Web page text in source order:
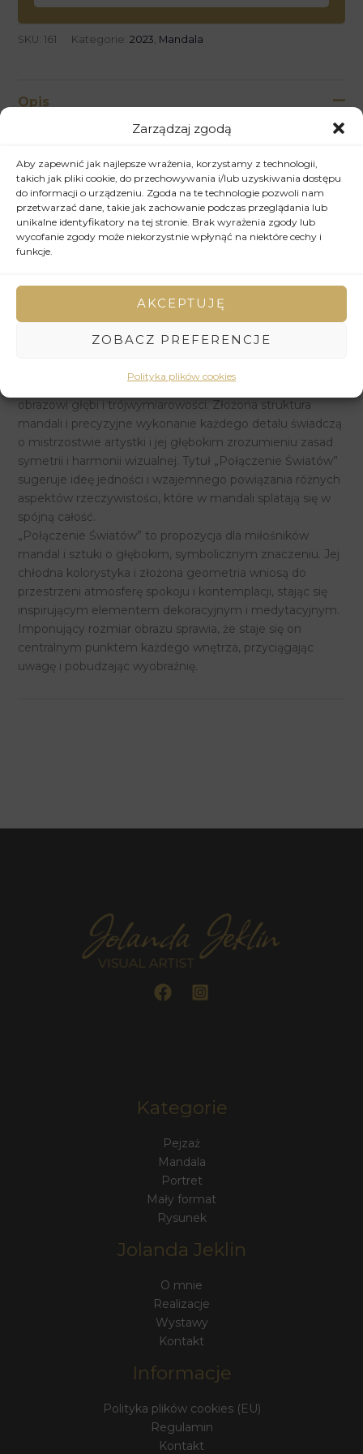
Zarządzaj zgodą
Aby zapewnić jak najlepsze wrażenia, korzystamy z technologii,
takich jak pliki cookie, do przechowywania i/lub uzyskiwania dostępu
do informacji o urządzeniu. Zgoda na te technologie pozwoli nam
przetwarzać dane, takie jak zachowanie podczas przeglądania lub
unikalne identyfikatory na tej stronie. Brak wyrażenia zgody lub
wycofanie zgody może niekorzystnie wpłynąć na niektóre cechy i
funkcje.
AKCEPTUJĘ
ZOBACZ PREFERENCJE
Polityka plików cookies
SKU: 161 Kategorie: 2023 Mandala
Opis
w odcieniach błękitu, otoczona misterną siecią
powtarzających się motywów trójkątów, rombów i
organicznych, stylizowanych form przypominających
kwiaty lub płatki śniegu. Symetryczne ułożenie
elementów i ich wzajemne relacje tworzą dynamiczną, a
zarazem harmonijną całość, przyciągającą wzrok i
różnych odcieniach błękitu – od jasnych, niemal
obrazowi głębi i trójwymiarowości. Złożona struktura
mandali i precyzyjne wykonanie każdego detalu świadczą
o mistrzostwie artystki i jej głębokim zrozumieniu zasad
symetrii i harmonii wizualnej. Tytuł „Połączenie Światów”
sugeruje ideę jedności i wzajemnego powiązania różnych
aspektów rzeczywistości, które w mandali splatają się w
spójną całość.
„Połączenie Światów” to propozycja dla miłośników
mandal i sztuki o głębokim, symbolicznym znaczeniu. Jej
chłodna kolorystyka i złożona geometria wniosą do
przestrzeni atmosferę spokoju i kontemplacji, stając się
inspirującym elementem dekoracyjnym i medytacyjnym.
Imponujący rozmiar obrazu sprawia, że staje się on
centralnym punktem każdego wnętrza, przyciągając
uwagę i pobudzając wyobraźnię.
Kategorie
Pejzaż
Mandala
Portret
Mały format
Rysunek
Jolanda Jeklin
O mnie
Realizacje
Wystawy
Kontakt
Informacje
Polityka plików cookies (EU)
Regulamin
Kontakt